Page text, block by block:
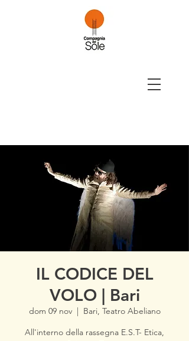
IL CODICE DEL
VOLO | Bari
dom 09 nov
  |
Bari, Teatro Abeliano
All'interno della rassegna E.S.T- Etica,